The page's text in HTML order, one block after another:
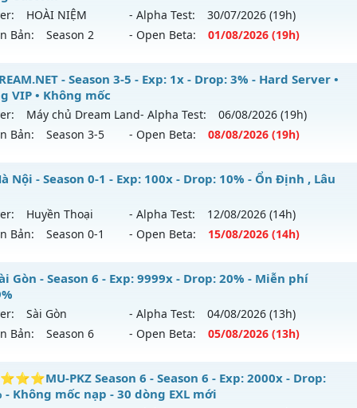
HOÀI NIỆM - Alpha Test: 30/07/2026 (19h)
Bản:
Season 2 - Open Beta: 01/08/2026 (19h)
CỔ XƯA - Cày Cuốc 100%, Không Custom
mới ra tháng 08 2026 - Mở máy chủHOÀI NIỆMvào 19h
100x - Drop: 10%
loại: Mu Nguyên bản Webzen
Phiên bản mới nhất
- Season 3-5 - Exp: 1x - Drop: 3% - Hard Server •
VIP • Không mốc
Máy chủ Dream Land- Alpha Test: 06/08/2026 (19h)
Bản:
Season 3-5 - Open Beta: 08/08/2026 (19h)
- Hard Server • Không VIP • Không mốc
mới ra tháng 08 2026 - Mở máy chủMáy chủ Dream Land
2626
reset: Non Reset
loại: Mu Nguyên bản Webzen
Chống Hack/ Dupe 100%
Nội - Season 0-1 - Exp: 100x - Drop: 10% - Ổn Định , Lâu
Huyền Thoại - Alpha Test: 12/08/2026 (14h)
Bản:
Season 0-1 - Open Beta: 15/08/2026 (14h)
Hà Nội - Ổn Định , Lâu Dài
mới ra tháng 08 2026 - Mở máy chủHuyền Thoại
100x - Drop: 10%
loại: Mu Nguyên bản Webzen
Gòn - Season 6 - Exp: 9999x - Drop: 20% - Miễn phí
Sài Gòn - Alpha Test: 04/08/2026 (13h)
Bản:
Season 6 - Open Beta: 05/08/2026 (13h)
Sài Gòn - Miễn phí 99.99%
PKZ Season 6 - Season 6 - Exp: 2000x - Drop:
- Không mốc nạp - 30 dòng EXL mới